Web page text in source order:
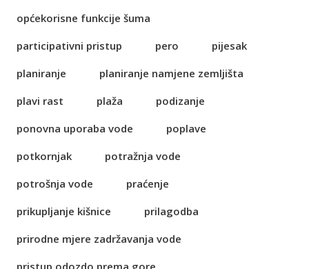
općekorisne funkcije šuma
participativni pristup
pero
pijesak
planiranje
planiranje namjene zemljišta
plavi rast
plaža
podizanje
ponovna uporaba vode
poplave
potkornjak
potražnja vode
potrošnja vode
praćenje
prikupljanje kišnice
prilagodba
prirodne mjere zadržavanja vode
pristup odozdo prema gore